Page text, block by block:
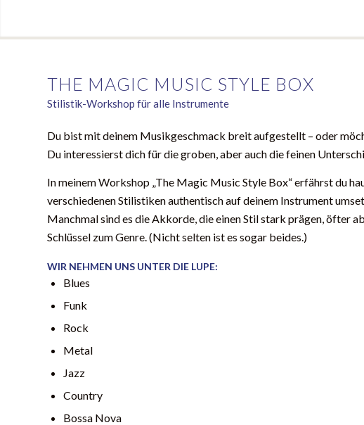
THE MAGIC MUSIC STYLE BOX
Stilistik-Workshop für alle Instrumente
Du bist mit deinem Musikgeschmack breit aufgestellt – oder
Du interessierst dich für die groben, aber auch die feinen
In meinem Workshop „The Magic Music Style Box“ erfährst du
verschiedenen Stilistiken authentisch auf deinem Instrument
Manchmal sind es die Akkorde, die einen Stil stark prägen, öfter
Schlüssel zum Genre. (Nicht selten ist es sogar beides.)
WIR NEHMEN UNS UNTER DIE LUPE:
Blues
Funk
Rock
Metal
Jazz
Country
Bossa Nova